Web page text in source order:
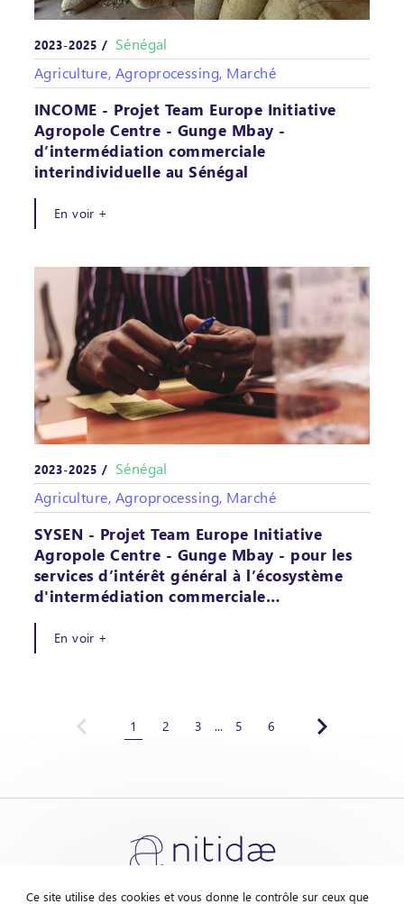
2023-2025 / Sénégal
Agriculture, Agroprocessing, Marché
INCOME - Projet Team Europe Initiative
Agropole Centre - Gunge Mbay -
d’intermédiation commerciale
interindividuelle au Sénégal
En voir +
2023-2025 / Sénégal
Agriculture, Agroprocessing, Marché
SYSEN - Projet Team Europe Initiative
Agropole Centre - Gunge Mbay - pour les
services d’intérêt général à l’écosystème
d'intermédiation commerciale…
En voir +
1 2 3 ... 5 6
Ce site utilise des cookies et vous donne le contrôle sur ceux que